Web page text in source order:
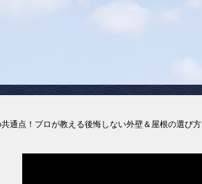
通点！プロが教える後悔しない外壁＆屋根の選び方